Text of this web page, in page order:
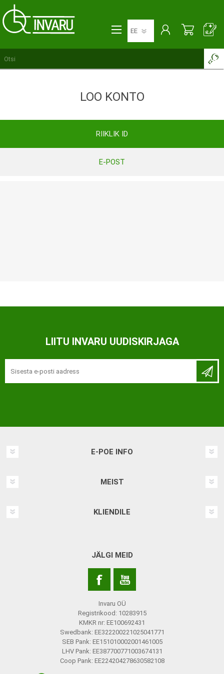
LOO KONTO
RIIKLIK ID
E-POST
LIITU INVARU UUDISKIRJAGA
E-POE INFO
MEIST
KLIENDILE
JÄLGI MEID
Invaru OÜ
Registrikood: 10283915
KMKR nr: EE100692431
Swedbank: EE322200221025041771
SEB Pank: EE151010002001461005
LHV Pank: EE387700771003674131
Coop Pank: EE224204278630582108